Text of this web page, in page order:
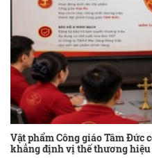
Vật phẩm Công giáo Tâm Đức
khẳng định vị thế thương